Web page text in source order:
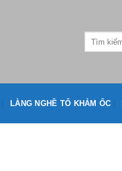
LÀNG NGHỀ TỔ KHẢM ỐC